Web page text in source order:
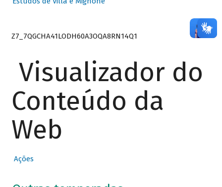
Z7_7QGCHA41LODH60A3OQA8RN14Q1
Visualizador do
Conteúdo da
Web
Ações